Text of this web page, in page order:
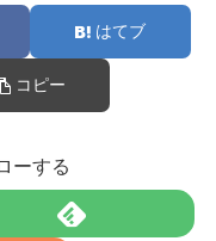
はてブ
コピー
ーする